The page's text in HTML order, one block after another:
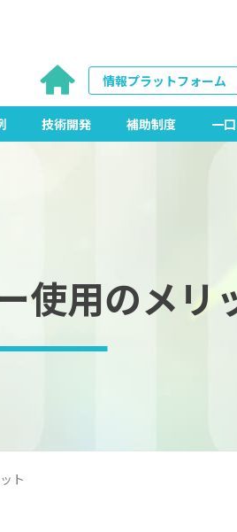
情報プラットフォーム
技術開発 補助制度 一
使用のメリ
ト